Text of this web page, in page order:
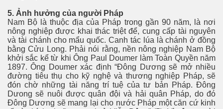
5. Ảnh hưởng của người Pháp
Nam Bộ là thuộc địa của Pháp trong gần 90 năm, là nơi
nông nghiệp được khai thác triệt để, cung cấp tài nguyên
và tài chánh cho mẩu quốc. Canh tác lúa là chánh ở đồng
bằng Cửu Long. Phải nói rằng, nền nông nghiệp Nam Bộ
khởi sắc kể từ khi Ông Paul Doumer làm Toàn Quyền năm
1897. Ông Doumer xác định “Đông Dương sẽ mở nhiều
đường tiêu thụ cho kỹ nghệ và thương nghiệp Pháp, sẽ
đón chờ những tài năng trí tuệ của tư bản Pháp. Đông
Dưong sẽ nuôi được quân đội và hải quân Pháp, do đó
Đông Dương sẽ mang lại cho nước Pháp một căn cứ kinh